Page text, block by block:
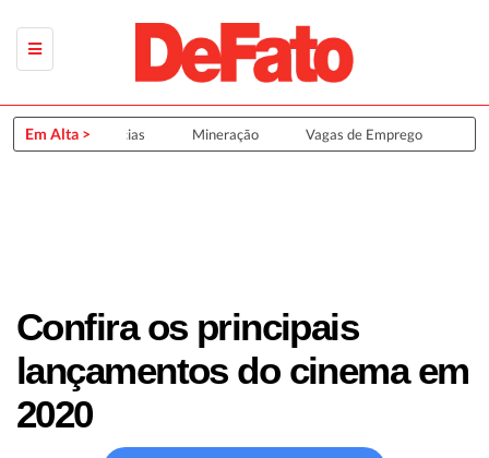
Em Alta >
Últimas Notícias Mineração Vagas de Emprego
Confira os principais
lançamentos do cinema em
2020